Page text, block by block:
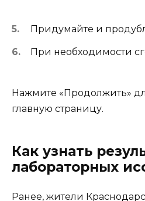
Придумайте и
При необходимости
Нажмите «Продолжить»
главную страницу.
Как узнать
лабораторных
Ранее, жители